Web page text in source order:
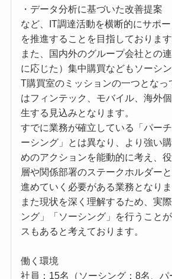
・データ分析に基づいた改善提案
など、IT調達活動を横断的にサポ
を推進することを目指しております
また、国内外のグループ会社との
に応じた）集中購買などもソーシ
T購買室のミッションの一つとなっ
はフィンテック、モバイル、海外
生する見込みとなります。
すでに業務が確立している「パー
ーシング」とは異なり、より強い
めのアクションを能動的に考え、
層や関係部署のステークホルダー
進めていく必要がある業務となりま
また現状を深く理解するため、実
ング」「ソーシング」を行うこと
スもあると考えております。
働く環境
社員：15名（ソーシング：8名、